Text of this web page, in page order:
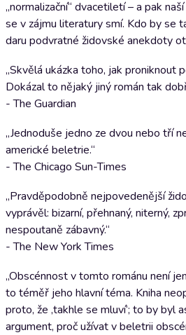
„normalizační“ dvacetiletí – a pak
se v zájmu literatury smí. Kdo by se
daru podvratné židovské anekdoty
„Skvělá ukázka toho, jak proniknout
Dokázal to nějaký jiný román tak
- The Guardian
„Jednoduše jedno ze dvou nebo tří
americké beletrie.“
- The Chicago Sun-Times
„Pravděpodobně nejpovedenější
vyprávěl: bizarní, přehnaný, niterný,
nespoutaně zábavný.“
- The New York Times
„Obscénnost v tomto románu není
to téměř jeho hlavní téma. Kniha
proto, že ‚takhle se mluví‘; to by byl
argument, proč užívat v beletrii